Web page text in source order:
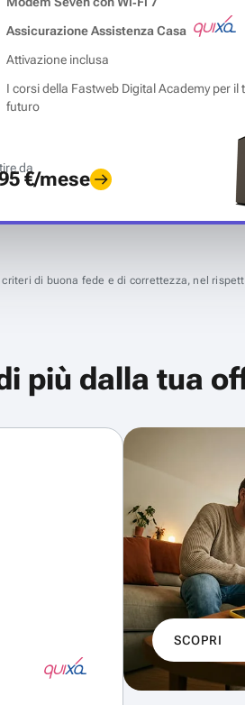
Assicurazione Assistenza Casa
Attivazione inclusa
I corsi della Fastweb Digital Academy per il
futuro
da€/mese
criteri di buona fede e di correttezza, nel
più dalla tua
SCOPRI